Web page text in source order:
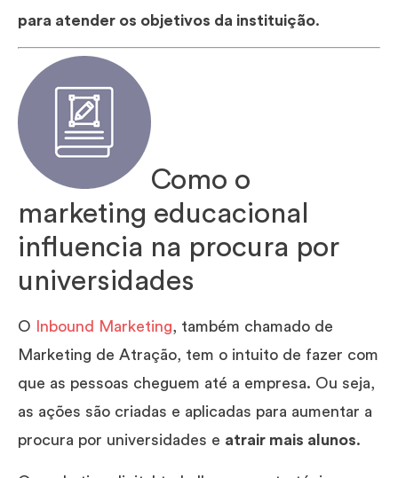
para atender os objetivos da instituição.
Como o
marketing educacional
influencia na procura por
universidades
O Inbound Marketing, também chamado de
Marketing de Atração, tem o intuito de fazer com
que as pessoas cheguem até a empresa. Ou seja,
as ações são criadas e aplicadas para aumentar a
procura por universidades e atrair mais alunos.